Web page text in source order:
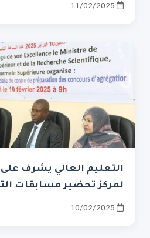
11/02/2025
التعليم العالي يشرف على
لمركز تحضير مسابقات
10/02/2025